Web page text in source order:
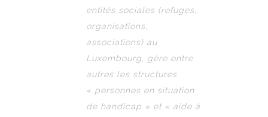
entités sociales (refuges,
organisations,
associations) au
Luxembourg, gère entre
autres les structures
« personnes en situation
de handicap » et « aide à